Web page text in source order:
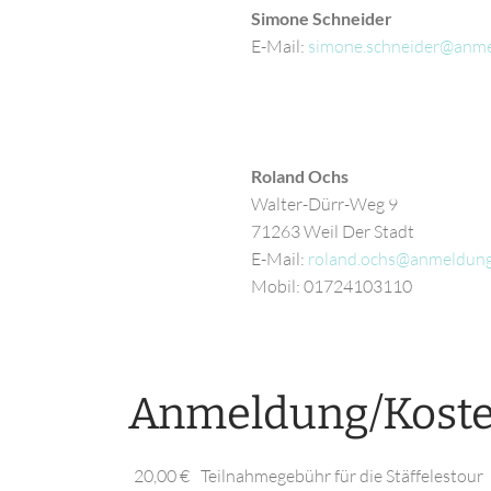
Simone Schneider
E-Mail:
Roland Ochs
Walter-Dürr-Weg 9
71263 Weil Der Stadt
E-Mail:
Mobil: 01724103110
Anmeldung/
20,00 € Teilnahmegebühr für die Stäffelestour